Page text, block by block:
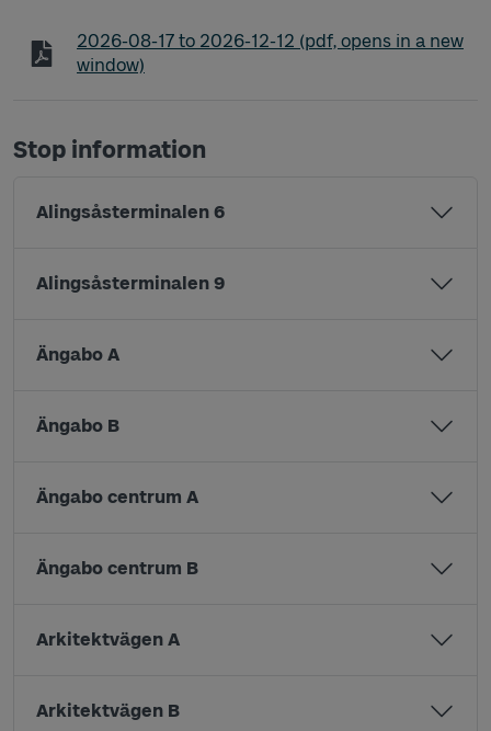
Timetable line 2 Ängabo - Terminalen - Bolltorp
2026-08-17 to 2026-12-12 (pdf, opens in a new
window)
Stop information
Alingsåsterminalen 6
Alingsåsterminalen 9
Ängabo A
Ängabo B
Ängabo centrum A
Ängabo centrum B
Arkitektvägen A
Arkitektvägen B